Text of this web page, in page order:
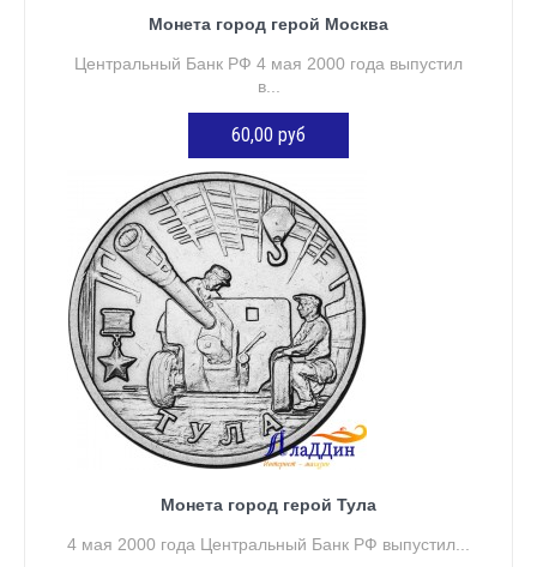
Монета город герой Москва
Центральный Банк РФ 4 мая 2000 года выпустил
в...
60,00 руб
ДОБАВИТЬ В КОРЗИНУ
Монета город герой Тула
4 мая 2000 года Центральный Банк РФ выпустил...